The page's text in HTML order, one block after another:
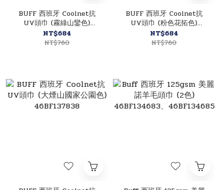
BUFF 西班牙 Coolnet抗
UV頭巾 (霧綠山鑾色)
46BF137872
NT$684
NT$760
BUFF 西班牙 Coolnet抗
UV頭巾 (粉色花拓色)
46BF137871
NT$684
NT$760